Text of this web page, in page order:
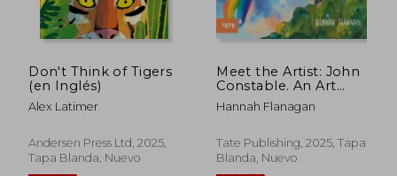
45% $ 29.68 45%
Don't Think of Tigers
(en Inglés)
Alex Latimer
Andersen Press Ltd, 2025,
Tapa Blanda, Nuevo
Meet the Artist: John
Constable. An Art
Activity Book (en
Inglés)
Hannah Flanagan
Tate Publishing, 2025, Tapa
Blanda, Nuevo